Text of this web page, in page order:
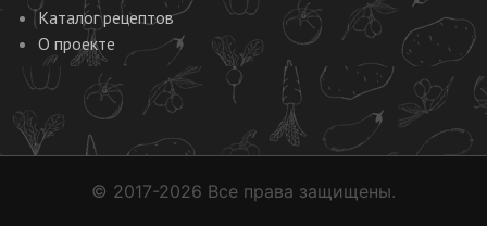
Каталог рецептов
О проекте
© 2017-2026 Все права защищены.